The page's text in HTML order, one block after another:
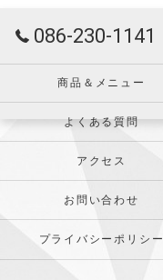
086-230-1141
商品＆メニュー
よくある質問
アクセス
お問い合わせ
プライバシーポリシー